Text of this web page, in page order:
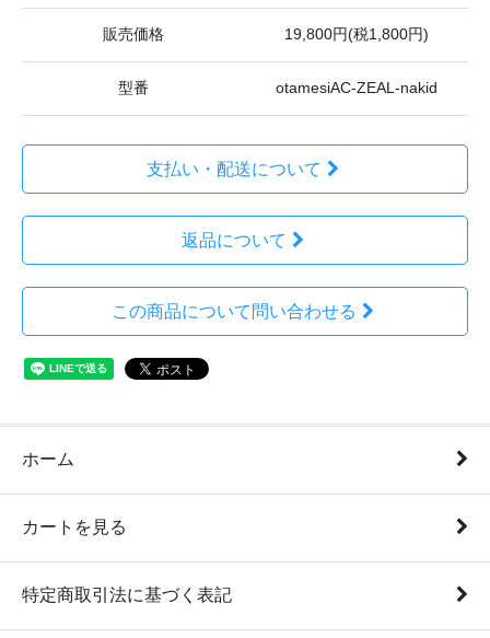
販売価格 19,800円(税1,800円)
型番 otamesiAC-ZEAL-nakid
支払い・配送について
返品について
この商品について問い合わせる
ホーム
カートを見る
特定商取引法に基づく表記